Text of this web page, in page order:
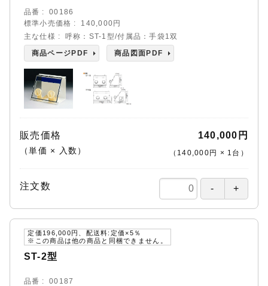
品番
00186
標準小売価格
140,000円
主な仕様
呼称：ST-1型/付属品：手袋1双
商品ページPDF
商品図面PDF
販売価格
（単価 × 入数）
140,000円
（ 140,000円 × 1 台 ）
注文数
定価196,000円、配送料:定価×5％
※この商品は他の商品と同梱できません。
ST-2型
品番
00187